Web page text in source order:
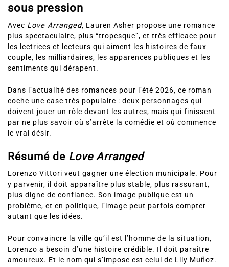
sous pression
Avec Love Arranged, Lauren Asher propose une romance
plus spectaculaire, plus “tropesque”, et très efficace pour
les lectrices et lecteurs qui aiment les histoires de faux
couple, les milliardaires, les apparences publiques et les
sentiments qui dérapent.
Dans l’actualité des romances pour l’été 2026, ce roman
coche une case très populaire : deux personnages qui
doivent jouer un rôle devant les autres, mais qui finissent
par ne plus savoir où s’arrête la comédie et où commence
le vrai désir.
Résumé de Love Arranged
Lorenzo Vittori veut gagner une élection municipale. Pour
y parvenir, il doit apparaître plus stable, plus rassurant,
plus digne de confiance. Son image publique est un
problème, et en politique, l’image peut parfois compter
autant que les idées.
Pour convaincre la ville qu’il est l’homme de la situation,
Lorenzo a besoin d’une histoire crédible. Il doit paraître
amoureux. Et le nom qui s’impose est celui de Lily Muñoz.